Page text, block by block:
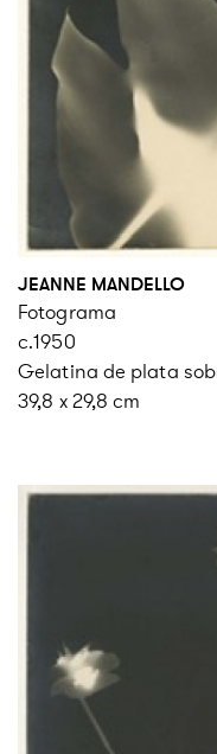
JEANNE MANDELLO
Fotograma
c.1950
Gelatina de plata
39,8 x 29,8 cm